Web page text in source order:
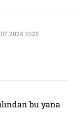
10:25
bu yana